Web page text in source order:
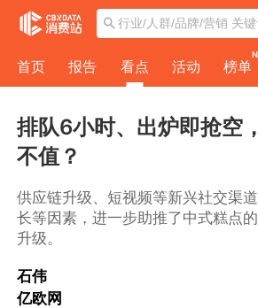
首页 报告 看点 活动 榜单
排队6小时、出炉即抢空
不值？
供应链升级、短视频等新兴社交渠
长等因素，进一步助推了中式糕点
升级。
石伟
亿欧网